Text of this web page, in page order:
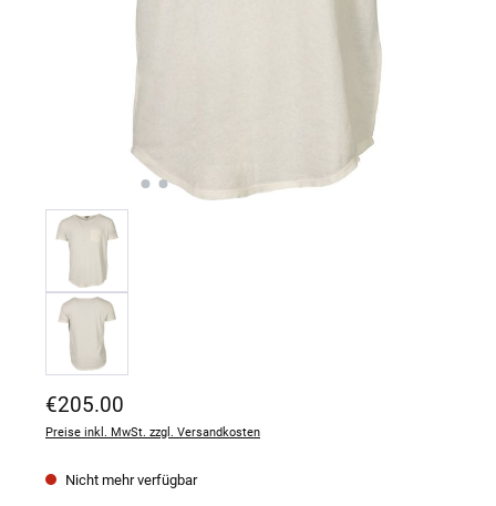
Regulärer Preis:
€205.00
Preise inkl. MwSt. zzgl. Versandkosten
Nicht mehr verfügbar